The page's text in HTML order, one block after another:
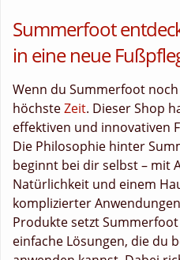
Summerfoot
in eine neue
Wenn du Summerfoot
höchsteZeit. Dieser Shop
effektiven und innovativen
Die Philosophie hinter
beginnt bei dir selbst – mit
Natürlichkeit und einem
komplizierter
Produkte setzt
einfache Lösungen, die du